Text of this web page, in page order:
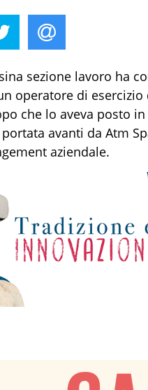
sezione lavoro ha
operatore di
che lo aveva posto
avanti da Atm
aziendale.